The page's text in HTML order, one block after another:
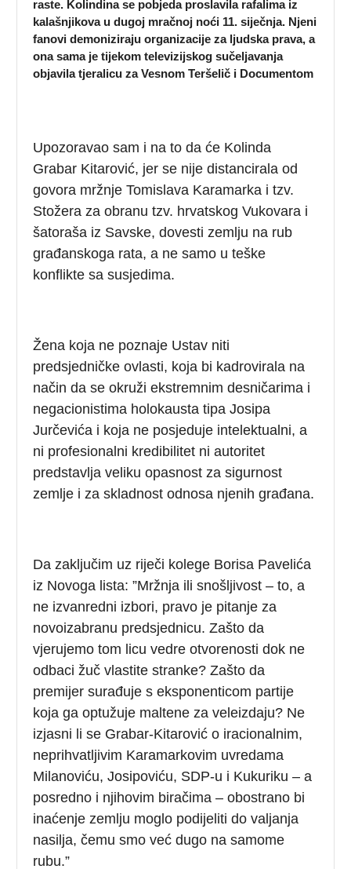
raste. Kolindina se pobjeda proslavila rafalima iz
kalašnjikova u dugoj mračnoj noći 11. siječnja. Njeni
fanovi demoniziraju organizacije za ljudska prava, a
ona sama je tijekom televizijskog sučeljavanja
objavila tjeralicu za Vesnom Teršelič i Documentom
Upozoravao sam i na to da će Kolinda
Grabar Kitarović, jer se nije distancirala od
govora mržnje Tomislava Karamarka i tzv.
Stožera za obranu tzv. hrvatskog Vukovara i
šatoraša iz Savske, dovesti zemlju na rub
građanskoga rata, a ne samo u teške
konflikte sa susjedima.
Žena koja ne poznaje Ustav niti
predsjedničke ovlasti, koja bi kadrovirala na
način da se okruži ekstremnim desničarima i
negacionistima holokausta tipa Josipa
Jurčevića i koja ne posjeduje intelektualni, a
ni profesionalni kredibilitet ni autoritet
predstavlja veliku opasnost za sigurnost
zemlje i za skladnost odnosa njenih građana.
Da zaključim uz riječi kolege Borisa Pavelića
iz Novoga lista: ”Mržnja ili snošljivost – to, a
ne izvanredni izbori, pravo je pitanje za
novoizabranu predsjednicu. Zašto da
vjerujemo tom licu vedre otvorenosti dok ne
odbaci žuč vlastite stranke? Zašto da
premijer surađuje s eksponenticom partije
koja ga optužuje maltene za veleizdaju? Ne
izjasni li se Grabar-Kitarović o iracionalnim,
neprihvatljivim Karamarkovim uvredama
Milanoviću, Josipoviću, SDP-u i Kukuriku – a
posredno i njihovim biračima – obostrano bi
inaćenje zemlju moglo podijeliti do valjanja
nasilja, čemu smo već dugo na samome
rubu.”